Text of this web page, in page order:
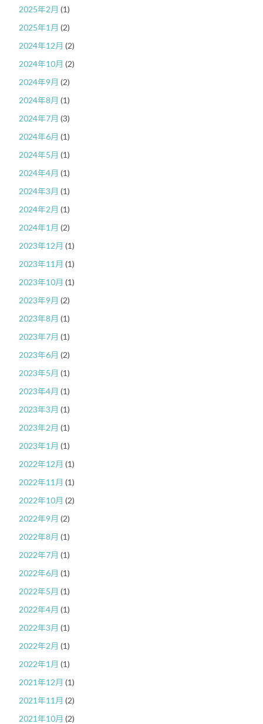
2025年2月 (1)
2025年1月 (2)
2024年12月 (2)
2024年10月 (2)
2024年9月 (2)
2024年8月 (1)
2024年7月 (3)
2024年6月 (1)
2024年5月 (1)
2024年4月 (1)
2024年3月 (1)
2024年2月 (1)
2024年1月 (2)
2023年12月 (1)
2023年11月 (1)
2023年10月 (1)
2023年9月 (2)
2023年8月 (1)
2023年7月 (1)
2023年6月 (2)
2023年5月 (1)
2023年4月 (1)
2023年3月 (1)
2023年2月 (1)
2023年1月 (1)
2022年12月 (1)
2022年11月 (1)
2022年10月 (2)
2022年9月 (2)
2022年8月 (1)
2022年7月 (1)
2022年6月 (1)
2022年5月 (1)
2022年4月 (1)
2022年3月 (1)
2022年2月 (1)
2022年1月 (1)
2021年12月 (1)
2021年11月 (2)
2021年10月 (2)